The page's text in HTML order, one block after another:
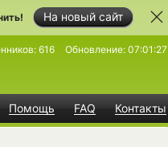
На новый сайт
Помощь FAQ Контакты
616 Обновление: 07:01:27